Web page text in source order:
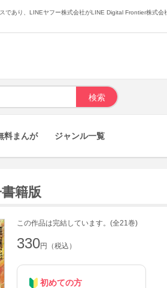
あり、LINEヤフー株式会社がLINE Digital Frontier株式会
料まんが ジャンル一覧
籍版
この作品は完結しています。(全21巻)
330円（税込）
初めての方